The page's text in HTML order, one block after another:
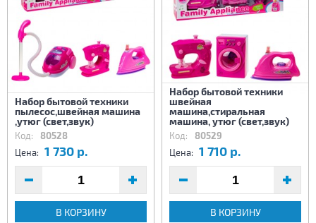
Набор бытовой техники
пылесос,швейная машина
,утюг (свет,звук)
Код: 80528
Цена: 1 730 р.
В КОРЗИНУ
Набор бытовой техники
швейная
машина,стиральная
машина, утюг (свет,звук)
Код: 80529
Цена: 1 710 р.
В КОРЗИНУ